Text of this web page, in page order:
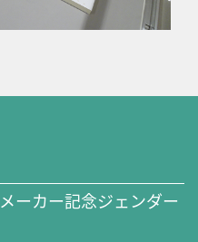
ーカー記念ジェンダー